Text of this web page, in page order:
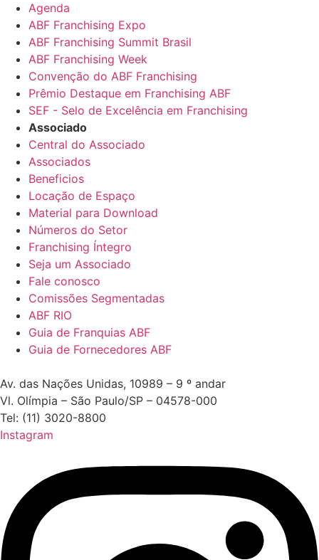
Agenda
ABF Franchising Expo
ABF Franchising Summit Brasil
ABF Franchising Week
Convenção do ABF Franchising
Prêmio Destaque em Franchising ABF
SEF - Selo de Excelência em Franchising
Associado
Central do Associado
Associados
Beneficios
Locação de Espaço
Material para Download
Números do Setor
Franchising Íntegro
Seja um Associado
Fale conosco
Comissões Segmentadas
ABF RIO
Guia de Franquias ABF
Guia de Fornecedores ABF
Av. das Nações Unidas, 10989 – 9 º andar
Vl. Olímpia – São Paulo/SP – 04578-000
Tel: (11) 3020-8800
Instagram